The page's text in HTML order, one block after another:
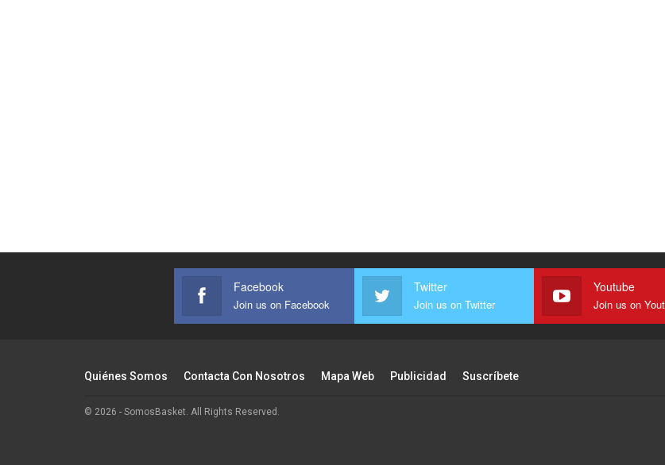
Facebook
Join us on Facebook
Twitter
Join us on Twitter
Youtube
Join us on
Quiénes Somos Contacta Con Nosotros Mapa Web Publicidad Suscríbete
© 2026 - SomosBasket. All Rights Reserved.